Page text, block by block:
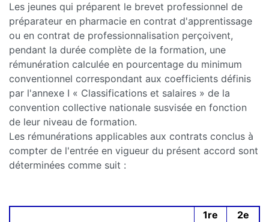
Les jeunes qui préparent le brevet professionnel de
préparateur en pharmacie en contrat d'apprentissage
ou en contrat de professionnalisation perçoivent,
pendant la durée complète de la formation, une
rémunération calculée en pourcentage du minimum
conventionnel correspondant aux coefficients définis
par l'annexe I « Classifications et salaires » de la
convention collective nationale susvisée en fonction
de leur niveau de formation.
Les rémunérations applicables aux contrats conclus à
compter de l'entrée en vigueur du présent accord sont
déterminées comme suit :
1re
2e